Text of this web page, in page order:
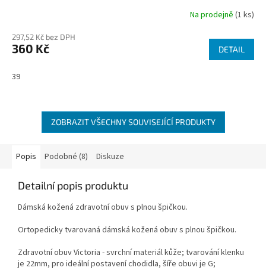
Na prodejně (1 ks)
297,52 Kč bez DPH
360 Kč DETAIL
39
ZOBRAZIT VŠECHNY SOUVISEJÍCÍ PRODUKTY
Popis Podobné (8) Diskuze
Detailní popis produktu
Dámská kožená zdravotní obuv s plnou špičkou.
Ortopedicky tvarovaná dámská kožená obuv s plnou špičkou.
Zdravotní obuv Victoria - svrchní materiál kůže; tvarování klenku
je 22mm, pro ideální postavení chodidla, šíře obuvi je G;